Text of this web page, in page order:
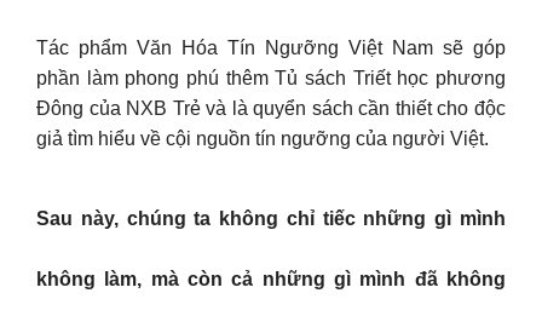
Tác phẩm Văn Hóa Tín Ngưỡng Việt Nam sẽ góp
phần làm phong phú thêm Tủ sách Triết học phương
Đông của NXB Trẻ và là quyển sách cần thiết cho độc
giả tìm hiểu về cội nguồn tín ngưỡng của người Việt.
Sau này, chúng ta không chỉ tiếc những gì mình
không làm, mà còn cả những gì mình đã không